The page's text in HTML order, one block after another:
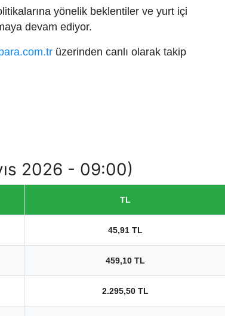
yönelik beklentiler ve yurt içi
devam ediyor.
üzerinden canlı olarak takip
2026 - 09:00)
TL
45,91 TL
459,10 TL
2.295,50 TL